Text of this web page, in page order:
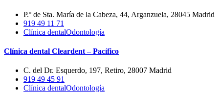
P.º de Sta. María de la Cabeza, 44, Arganzuela, 28045 Madrid
919 49 11 71
Clínica dentalOdontología
Clínica dental Cleardent – Pacífico
C. del Dr. Esquerdo, 197, Retiro, 28007 Madrid
919 49 45 91
Clínica dentalOdontología